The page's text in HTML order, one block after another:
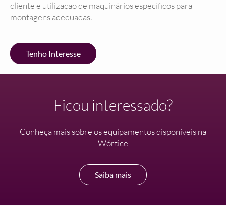
cliente e utilização de maquinários específicos para
montagens adequadas.
Tenho Interesse
Ficou interessado?
Conheça mais sobre os equipamentos disponíveis na
Wórtice
Saiba mais